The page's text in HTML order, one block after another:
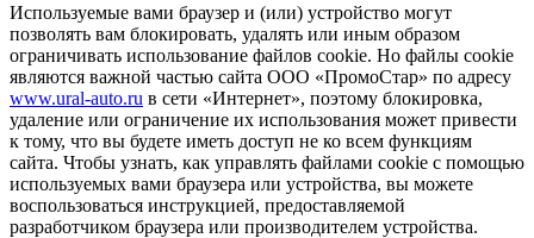
Используемые вами браузер и (или) устройство могут
позволять вам блокировать, удалять или иным образом
ограничивать использование файлов cookie. Но файлы cookie
являются важной частью сайта ООО «ПромоСтар» по адресу
www.ural-auto.ru в сети «Интернет», поэтому блокировка,
удаление или ограничение их использования может привести
к тому, что вы будете иметь доступ не ко всем функциям
сайта. Чтобы узнать, как управлять файлами cookie с помощью
используемых вами браузера или устройства, вы можете
воспользоваться инструкцией, предоставляемой
разработчиком браузера или производителем устройства.